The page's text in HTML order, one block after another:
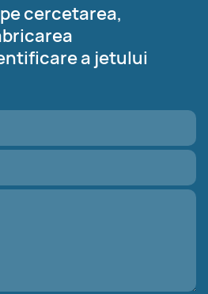
cercetarea,
a jetului